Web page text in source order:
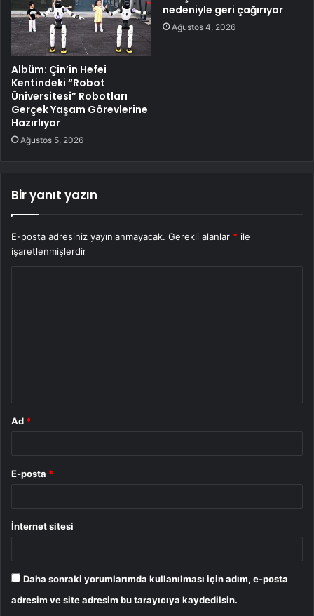
Albüm: Çin’in Hefei
Kentindeki “Robot
Üniversitesi” Robotları
Gerçek Yaşam Görevlerine
Hazırlıyor
Ağustos 5, 2026
nedeniyle geri çağırıyor
Ağustos 4, 2026
Bir yanıt yazın
E-posta adresiniz yayınlanmayacak. Gerekli alanlar * ile
işaretlenmişlerdir
Ad *
E-posta *
İnternet sitesi
Daha sonraki yorumlarımda kullanılması için adım, e-posta
adresim ve site adresim bu tarayıcıya kaydedilsin.